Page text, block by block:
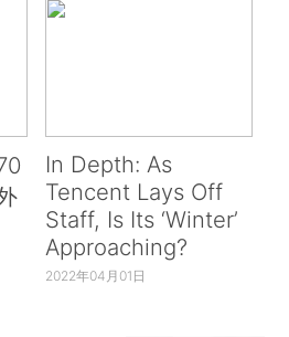
In Depth: As
Tencent Lays Off
Staff, Is Its ‘Winter’
Approaching?
2022年04月01日